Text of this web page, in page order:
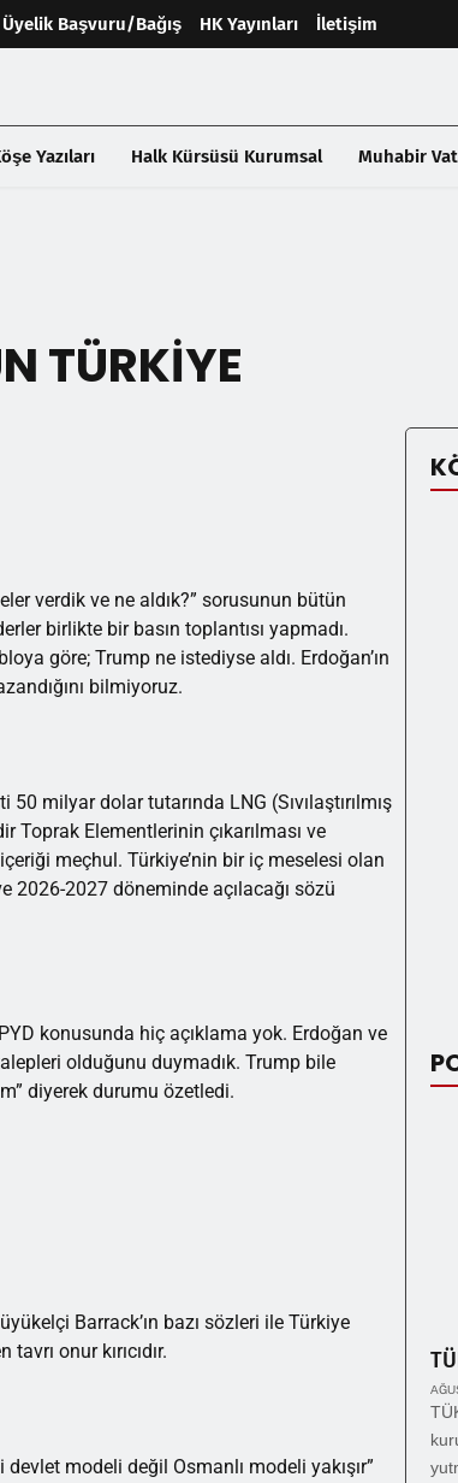
Üyelik Başvuru/Bağış HK Yayınları İletişim
Yazıları Halk Kürsüsü Kurumsal Muhabir
TÜRKİYE
verdik ve ne aldık?” sorusunun bütün
birlikte bir basın toplantısı yapmadı.
göre; Trump ne istediyse aldı. Erdoğan’ın
bilmiyoruz.
milyar dolar tutarında LNG (Sıvılaştırılmış
Toprak Elementlerinin çıkarılması ve
meçhul. Türkiye’nin bir iç meselesi olan
2026-2027 döneminde açılacağı sözü
konusunda hiç açıklama yok. Erdoğan ve
olduğunu duymadık. Trump bile
diyerek durumu özetledi.
Barrack’ın bazı sözleri ile Türkiye
onur kırıcıdır.
modeli değil Osmanlı modeli yakışır”